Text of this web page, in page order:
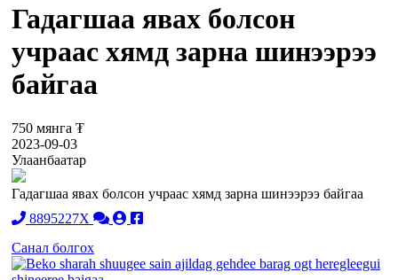
Гадагшаа явах болсон
учраас хямд зарна шинээрээ
байгаа
750 мянга ₮
2023-09-03
Улаанбаатар
Гадагшаа явах болсон учраас хямд зарна шинээрээ байгаа
8895227X
Санал болгох